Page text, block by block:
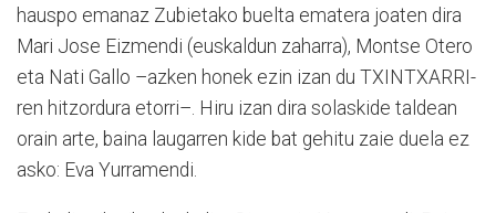
hauspo emanaz Zubietako buelta ematera joaten dira
Mari Jose Eizmendi (euskaldun zaharra), Montse Otero
eta Nati Gallo –azken honek ezin izan du TXINTXARRI-
ren hitzordura etorri–. Hiru izan dira solaskide taldean
orain arte, baina laugarren kide bat gehitu zaie duela ez
asko: Eva Yurramendi.